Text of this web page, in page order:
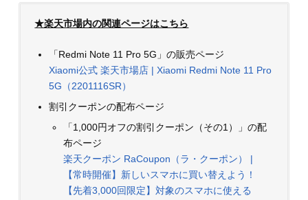
★楽天市場内の関連ページはこちら
「Redmi Note 11 Pro 5G」の販売ページ
Xiaomi公式 楽天市場店 | Xiaomi Redmi Note 11 Pro
5G（2201116SR）
割引クーポンの配布ページ
「1,000円オフの割引クーポン（その1）」の配
布ページ
楽天クーポン RaCoupon（ラ・クーポン） |
【常時開催】新しいスマホに買い替えよう！
【先着3,000回限定】対象のスマホに使える